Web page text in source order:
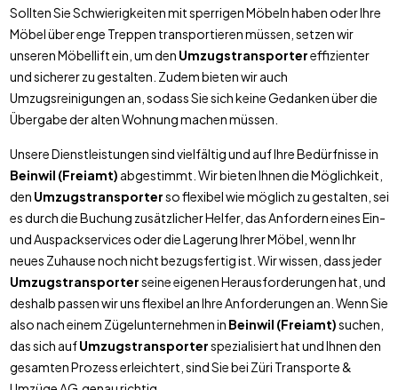
Sollten Sie Schwierigkeiten mit sperrigen Möbeln haben oder Ihre
Möbel über enge Treppen transportieren müssen, setzen wir
unseren Möbellift ein, um den Umzugstransportereffizienter
und sicherer zu gestalten. Zudem bieten wir auch
Umzugsreinigungen an, sodass Sie sich keine Gedanken über die
Übergabe der alten Wohnung machen müssen.
Unsere Dienstleistungen sind vielfältig und auf Ihre Bedürfnisse in
Beinwil (Freiamt) abgestimmt. Wir bieten Ihnen die Möglichkeit,
den Umzugstransporterso flexibel wie möglich zu gestalten, sei
es durch die Buchung zusätzlicher Helfer, das Anfordern eines Ein-
und Auspackservices oder die Lagerung Ihrer Möbel, wenn Ihr
neues Zuhause noch nicht bezugsfertig ist. Wir wissen, dass jeder
Umzugstransporterseine eigenen Herausforderungen hat, und
deshalb passen wir uns flexibel an Ihre Anforderungen an. Wenn Sie
also nach einem Zügelunternehmen in Beinwil (Freiamt)suchen,
das sich aufUmzugstransporterspezialisiert hat und Ihnen den
gesamten Prozess erleichtert, sind Sie bei Züri Transporte &